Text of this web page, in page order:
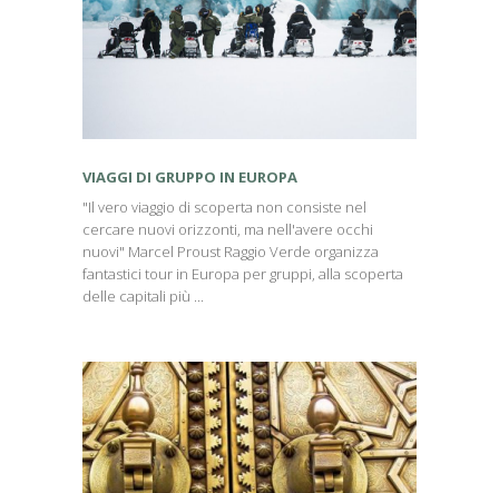
VIAGGI DI GRUPPO IN EUROPA
"Il vero viaggio di scoperta non consiste nel
cercare nuovi orizzonti, ma nell'avere occhi
nuovi" Marcel Proust Raggio Verde organizza
fantastici tour in Europa per gruppi, alla scoperta
delle capitali più ...